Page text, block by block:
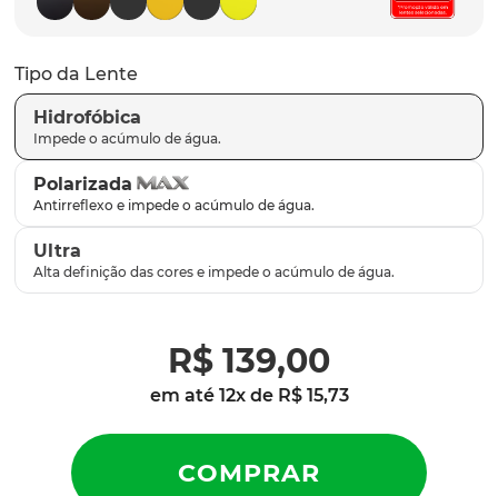
Tipo da Lente
Hidrofóbica
Polarizada
Ultra
R$ 139,00
em até 12x de R$ 15,73
9º parafusos